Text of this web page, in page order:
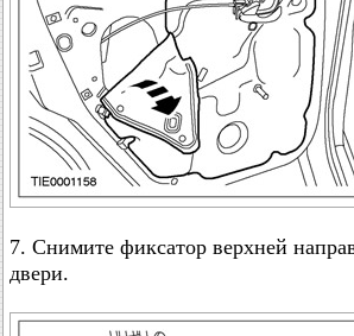
7. Снимите фиксатор верхней
двери.